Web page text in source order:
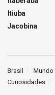
Itiuba
Jacobina
Brasil Mundo
Curiosidades